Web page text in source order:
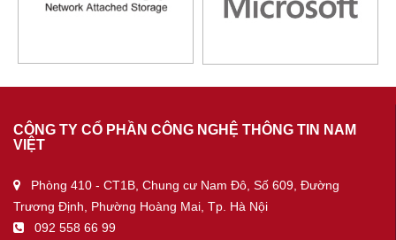
CÔNG TY CỔ PHẦN CÔNG NGHỆ THÔNG TIN NAM
VIỆT
Phòng 410 - CT1B, Chung cư Nam Đô, Số 609, Đường
Trương Định, Phường Hoàng Mai, Tp. Hà Nội
092 558 66 99